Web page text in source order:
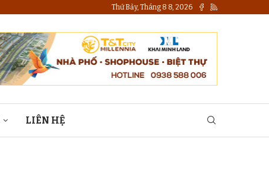
Thứ Bảy, Tháng 8 8, 2026
LIÊN HỆ